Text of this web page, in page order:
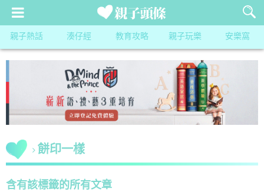
親子熱話 湊仔經 教育攻略 親子玩樂 安樂窩
餅印一樣
含有該標籤的所有文章